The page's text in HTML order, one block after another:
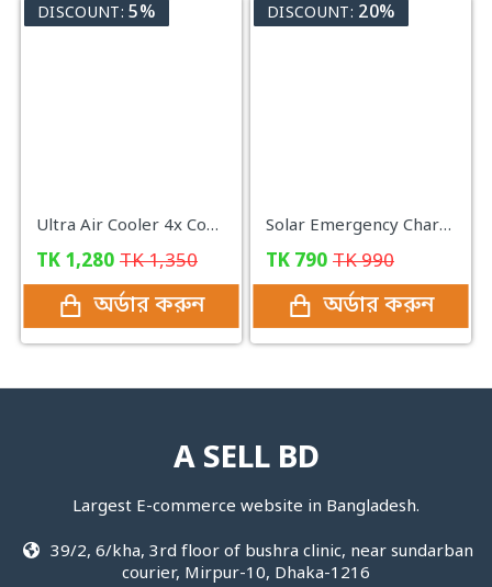
DISCOUNT: 5%
Ultra Air Cooler 4x Cooling
TK 1,280 TK1,350
অর্ডার করুন
DISCOUNT: 20%
Solar Emergency Charging Lamp
TK 790 TK990
অর্ডার করুন
A SELL BD
Largest E-commerce website in Bangladesh.
39/2, 6/kha, 3rd floor of bushra clinic, near sundarban
courier, Mirpur-10, Dhaka-1216